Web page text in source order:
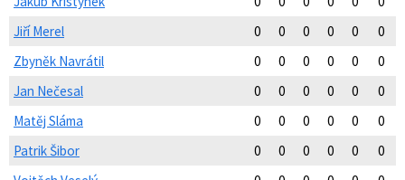
Jiří Merel
0 0 0 0 0
0
Zbyněk Navrátil
0 0 0 0 0
0
Jan Nečesal
0 0 0 0 0
0
Matěj Sláma
0 0 0 0 0
0
Patrik Šibor
0 0 0 0 0
0